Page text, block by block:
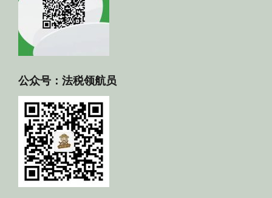
公众号：法税领航员